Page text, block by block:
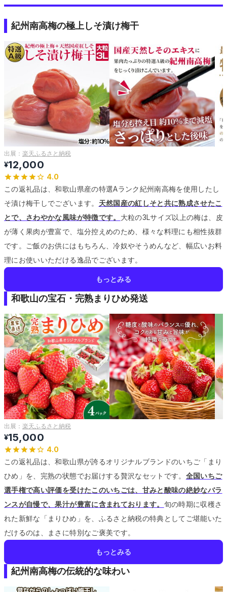
紀州南高梅の極上しそ漬け梅干
出展： 楽天ふるさと納税
¥12,000
4.0
この返礼品は、和歌山県産の特選Aランク紀州南高梅を使用したし
そ漬け梅干しでございます。 天然国産の紅しそと共に熟成させたこ
とで、さわやかな風味が特徴です。 大粒の3Lサイズ以上の梅は、皮
が薄く果肉が豊富で、塩分控えめのため、様々な料理にも相性抜群
です。
ご飯のお供にはもちろん、冷奴やそうめんなど、幅広いお料
理にお使いいただける逸品でございます。
もっとみる
和歌山の宝石・完熟まりひめ発送
出展： 楽天ふるさと納税
¥15,000
4.0
この返礼品は、和歌山県が誇るオリジナルブランドのいちご「まり
ひめ」を、完熟の状態でお届けする贅沢なセットです。 全国いちご
選手権で高い評価を受けたこのいちごは、甘みと酸味の絶妙なバラ
ンスが自慢で、果汁が豊富に含まれております。 旬の時期に収穫さ
れた新鮮な「まりひめ」を、ふるさと納税の特典としてご堪能いた
だけるのは、まさに特別なご褒美です。
もっとみる
紀州南高梅の伝統的な味わい